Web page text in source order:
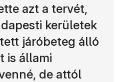
azt a tervét,
kerületek
járóbeteg álló
is állami
de attól